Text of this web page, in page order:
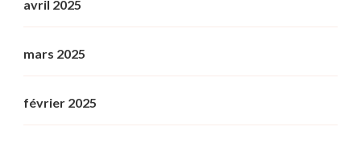
avril 2025
mars 2025
février 2025